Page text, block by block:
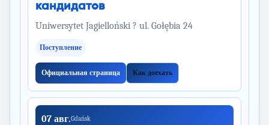
кандидатов
Uniwersytet Jagielloński ? ul. Gołębia 24
Поступление
Официальная страница Как доехать
07 авг.Gdańsk